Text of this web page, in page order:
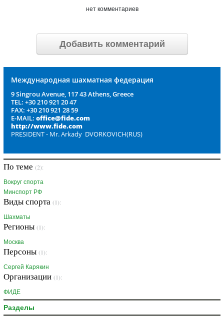
нет комментариев
Добавить комментарий
Международная шахматная федерация
9 Singrou Avenue, 117 43 Athens, Greece
TEL: +30 210 921 20 47
FAX: +30 210 921 28 59
E-MAIL: office@fide.com
http://www.fide.com
PRESIDENT - Mr. Arkady DVORKOVICH(RUS)
По теме (2):
Вокруг спорта
Минспорт РФ
Виды спорта (1):
Шахматы
Регионы (1):
Москва
Персоны (1):
Сергей Карякин
Организации (1):
ФИДЕ
Разделы